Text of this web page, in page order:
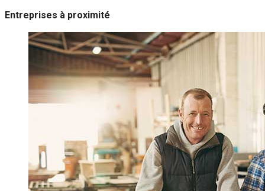
Entreprises à proximité